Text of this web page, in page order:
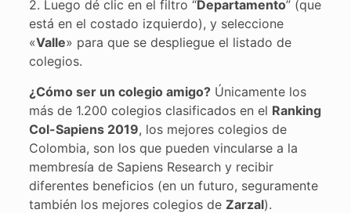
2. Luego dé clic en el filtro “Departamento” (que
está en el costado izquierdo), y seleccione
«Valle» para que se despliegue el listado de
colegios.
¿Cómo ser un colegio amigo?Únicamente los
más de 1.200 colegios clasificados en el Ranking
Col-Sapiens 2019, los mejores colegios de
Colombia, son los que pueden vincularse a la
membresía de Sapiens Research y recibir
diferentes beneficios (en un futuro, seguramente
también los mejores colegios de Zarzal).